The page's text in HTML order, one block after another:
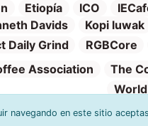
Etiopía ICO
Davids Kopi luwak
Daily Grind
RGBCore
Association
The
navegando en este sitio